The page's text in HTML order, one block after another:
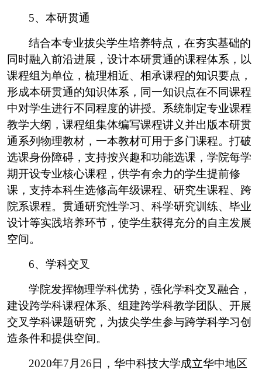
5、本研贯通
结合本专业拔尖学生培养特点，在夯实基础的
同时融入前沿进展，设计本研贯通的课程体系，以
课程组为单位，梳理相近、相承课程的知识要点，
形成本研贯通的知识体系，同一知识点在不同课程
中对学生进行不同程度的讲授。系统制定专业课程
教学大纲，课程组集体编写课程讲义并出版本研贯
通系列物理教材，一本教材可用于多门课程。打破
选课身份障碍，支持按兴趣和功能选课，学院每学
期开设专业核心课程，供学有余力的学生提前修
课，支持本科生选修高年级课程、研究生课程、跨
院系课程。贯通研究性学习、科学研究训练、毕业
设计等实践培养环节，使学生获得充分的自主发展
空间。
6、学科交叉
学院发挥物理学科优势，强化学科交叉融合，
建设跨学科课程体系、组建跨学科教学团队、开展
交叉学科课题研究，为拔尖学生参与跨学科学习创
造条件和提供空间。
2020年7 月 26 日，华中科技大学成立华中地区